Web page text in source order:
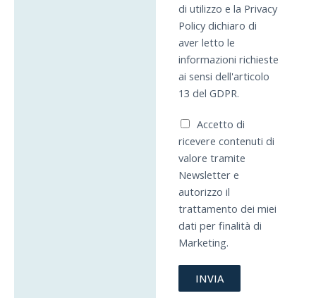
di utilizzo e la Privacy
Policy dichiaro di
aver letto le
informazioni richieste
ai sensi dell'articolo
13 del GDPR.
Accetto di
ricevere contenuti di
valore tramite
Newsletter e
autorizzo il
trattamento dei miei
dati per finalità di
Marketing.
INVIA